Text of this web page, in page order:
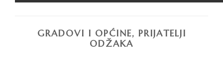
GRADOVI I OPĆINE, PRIJATELJI
ODŽAKA